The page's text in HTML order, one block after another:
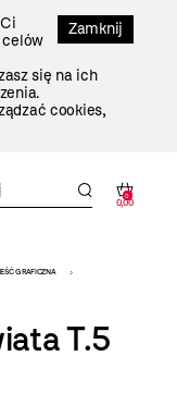
Zamknij
celów
się na ich
cookies,
0
0,00
GRAFICZNA
T.5